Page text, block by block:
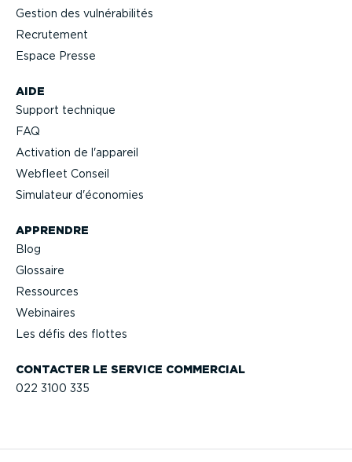
CONTACTER LE SERVICE COMMERCIAL
022 3100 335
AIDE
Support technique
FAQ
Activation de l'appareil
Webfleet Conseil
Simulateur d'économies
APPRENDRE
Blog
Glossaire
Ressources
Webinaires
Les défis des flottes
Gestion des vulné­ra­bi­lités
Recrutement
Espace Presse